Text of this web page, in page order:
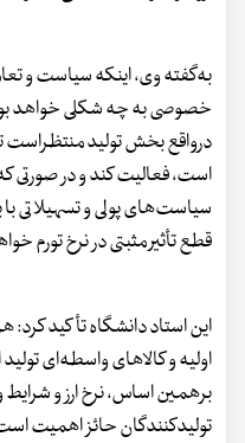
به‌گفته وی، اینکه سیاست و
خصوصی به چه شکلی خواهد
درواقع بخش تولید منتظراست
است، فعالیت کند و در صورتی
سیاست‌های پولی و تسهیلاتی
قطع تأثیر مثبتی در نرخ تورم
این استاد دانشگاه تأکید
اولیه و کالاهای واسطه‌ای
برهمین اساس، نرخ ارز و شرایط
تولیدکنندگان حائز اهمیت